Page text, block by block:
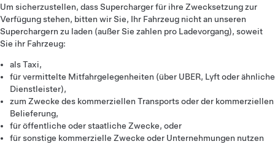
Um sicherzustellen, dass Supercharger für ihre Zwecksetzung zur
Verfügung stehen, bitten wir Sie, Ihr Fahrzeug nicht an unseren
Superchargern zu laden (außer Sie zahlen pro Ladevorgang), soweit
Sie ihr Fahrzeug:
als Taxi,
für vermittelte Mitfahrgelegenheiten (über UBER, Lyft oder ähnliche
Dienstleister),
zum Zwecke des kommerziellen Transports oder der kommerziellen
Belieferung,
für öffentliche oder staatliche Zwecke, oder
für sonstige kommerzielle Zwecke oder Unternehmungen nutzen